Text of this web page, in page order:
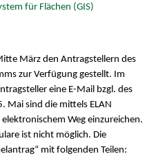
für Flächen (GIS)
März den Antragstellern des
zur Verfügung gestellt. Im
eine E-Mail bzgl. des
Mai sind die mittels ELAN
Weg einzureichen.
ist nicht möglich. Die
mit folgenden Teilen: